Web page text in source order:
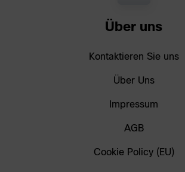
Über uns
Kontaktieren Sie uns
Über Uns
Impressum
AGB
Cookie Policy (EU)